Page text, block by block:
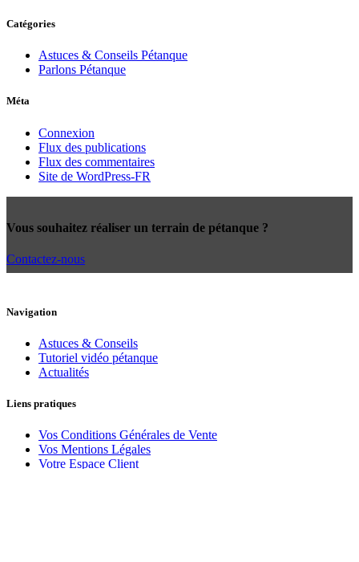
Catégories
Astuces & Conseils Pétanque
Parlons Pétanque
Méta
Connexion
Flux des publications
Flux des commentaires
Site de WordPress-FR
Vous souhaitez réaliser un terrain de pétanque ?
Contactez-nous
Navigation
Astuces & Conseils
Tutoriel vidéo pétanque
Actualités
Liens pratiques
Vos Conditions Générales de Vente
Vos Mentions Légales
Votre Espace Client